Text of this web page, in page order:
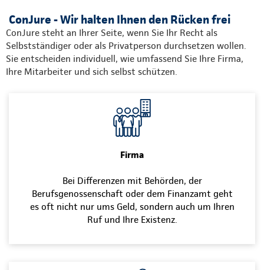
ConJure - Wir halten Ihnen den Rücken frei
ConJure steht an Ihrer Seite, wenn Sie Ihr Recht als
Selbstständiger oder als Privatperson durchsetzen wollen.
Sie entscheiden individuell, wie umfassend Sie Ihre Firma,
Ihre Mitarbeiter und sich selbst schützen.
Firma
Bei Differenzen mit Behörden, der
Berufsgenossenschaft oder dem Finanzamt geht
es oft nicht nur ums Geld, sondern auch um Ihren
Ruf und Ihre Existenz.